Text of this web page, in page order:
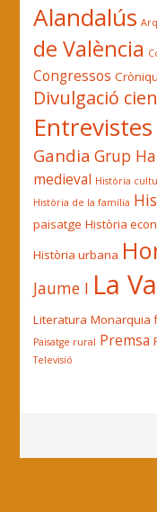
Alandalús
de València
Congressos
Divulgació
Entrevistes
Gandia Grup
medieval Història
Història de la família
paisatge Història
Història urbana
Jaume I La
Literatura Monarquia
Paisatge rural Premsa
Televisió